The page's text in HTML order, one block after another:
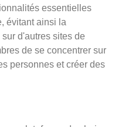
essentielles
évitant ainsi la
d'autres sites de
de se concentrer sur
personnes et créer des